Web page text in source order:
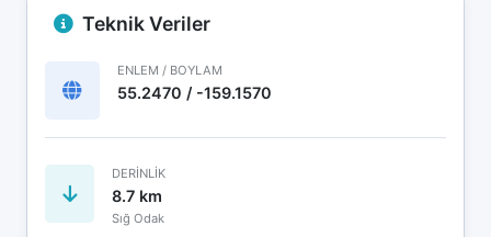
Teknik Veriler
ENLEM / BOYLAM
55.2470 / -159.1570
DERINLIK
8.7 km
Sığ Odak